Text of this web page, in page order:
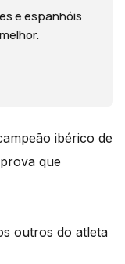
e espanhóis
ibérico de
que
outros do atleta